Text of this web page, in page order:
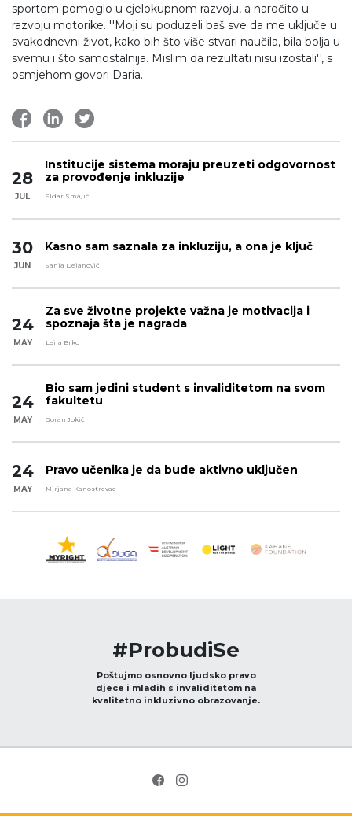
sportom pomoglo u cjelokupnom razvoju, a naročito u
razvoju motorike. ''Moji su poduzeli baš sve da me uključe u
svakodnevni život, kako bih što više stvari naučila, bila bolja u
svemu i što samostalnija. Mislim da rezultati nisu izostali'', s
osmjehom govori Daria.
28
JUL
Institucije sistema moraju preuzeti odgovornost
za provođenje inkluzije
Eldar Smajić
30
JUN
Kasno sam saznala za inkluziju, a ona je ključ
Sanja Dejanović
24
MAY
Za sve životne projekte važna je motivacija i
spoznaja šta je nagrada
Lejla Brko
24
MAY
Bio sam jedini student s invaliditetom na svom
fakultetu
Goran Jokić
24
MAY
Pravo učenika je da bude aktivno uključen
Mirjana Kanostrevac
#ProbudiSe
Poštujmo osnovno ljudsko pravo
djece i mladih s invaliditetom na
kvalitetno inkluzivno obrazovanje.